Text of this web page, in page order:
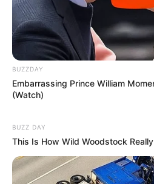
BUZZDAY
Embarrassing Prince William
(Watch)
BUZZ DAY
This Is How Wild Woodstock